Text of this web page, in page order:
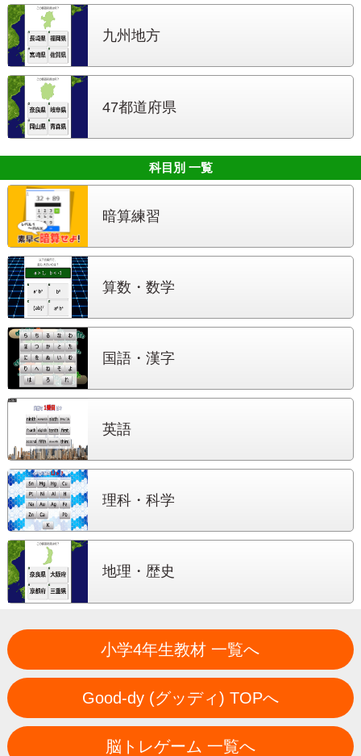
九州地方
47都道府県
科目別 一覧
暗算練習
算数・数学
国語・漢字
英語
理科・科学
地理・歴史
小学4年生教材 一覧へ
Good-dy (グッディ) TOPへ
脳トレゲーム 一覧へ